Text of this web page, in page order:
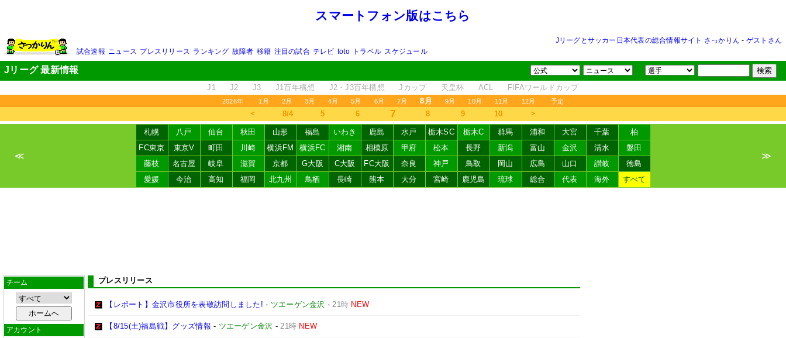
スマートフォン版はこちら
Jリーグとサッカー日本代表の総合情報サイト さっかりん - ゲストさん
試合速報 ニュース プレスリリース ランキング 故障者 移籍 注目の試合 テレビ toto トラベル スケジュール
Jリーグ 最新情報
J1 J2 J3 J1百年構想 J2・J3百年構想 Jカップ 天皇杯 ACL FIFAワールドカップ
2026年 1月 2月 3月 4月 5月 6月 7月 8月 9月 10月 11月 12月 予定
＜ 8/4 5 6 7 8 9 10 ＞
≪
札幌 八戸 仙台 秋田 山形 福島 いわき 鹿島 水戸 栃木SC 栃木C 群馬 浦和 大宮 千葉
柏
FC東京
東京V 町田 川崎 横浜FM 横浜FC 湘南 相模原 甲府 松本 長野 新潟 富山 金沢 清水
磐田
藤枝
名古屋 岐阜 滋賀 京都 G大阪 C大阪 FC大阪 奈良 神戸 鳥取 岡山 広島 山口 讃岐
徳島
愛媛
今治 高知 福岡 北九州 鳥栖 長崎 熊本 大分 宮崎 鹿児島 琉球 総合 代表 海外 すべて
≫
チーム
アカウント
プレスリリース
【レポート】金沢市役所を表敬訪問しました! - ツエーゲン金沢 -21時 NEW
【8/15(土)福島戦】グッズ情報 - ツエーゲン金沢 -21時 NEW